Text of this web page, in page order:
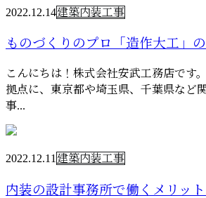
2022.12.14建築内装工事
ものづくりのプロ「造作大工」
こんにちは！株式会社安武工務店です
拠点に、東京都や埼玉県、千葉県など
事...
2022.12.11 建築内装工事
内装の設計事務所で働くメリット